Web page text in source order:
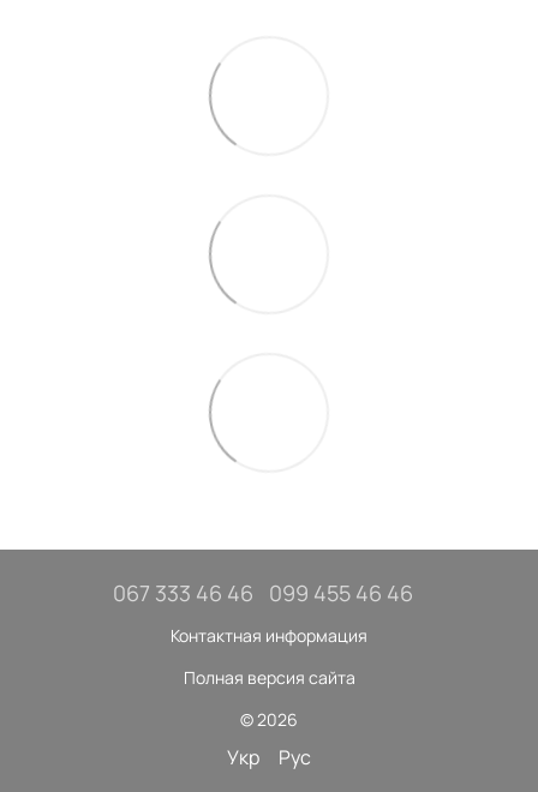
067 333 46 46 099 455 46 46
Контактная информация
Полная версия сайта
© 2026
Укр Рус